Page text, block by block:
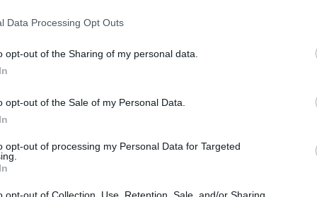
Data Processing Opt Outs
opt-out of the Sharing of my personal data.
opt-out of the Sale of my Personal Data.
opt-out of processing my Personal Data for Targeted
bijelim lukom. Ovaj napitak pravi se tako što
a zatim se prokuha i procijedi.
bijelog luka.